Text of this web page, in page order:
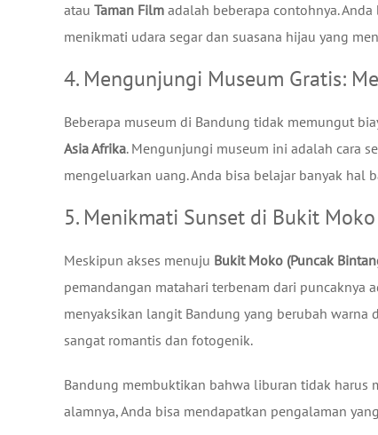
atau Taman Film adalah beberapa contohnya.
menikmati udara segar dan suasana hijau yang
4. Mengunjungi Museum Gratis:
Beberapa museum di Bandung tidak memungut
Asia Afrika. Mengunjungi museum ini adalah cara
mengeluarkan uang. Anda bisa belajar banyak hal
5. Menikmati Sunset di Bukit
Meskipun akses menuju Bukit Moko (Puncak
pemandangan matahari terbenam dari puncaknya
menyaksikan langit Bandung yang berubah
sangat romantis dan fotogenik.
Bandung membuktikan bahwa liburan tidak harus
alamnya, Anda bisa mendapatkan pengalaman